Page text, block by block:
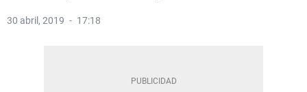
30 abril, 2019 17:18